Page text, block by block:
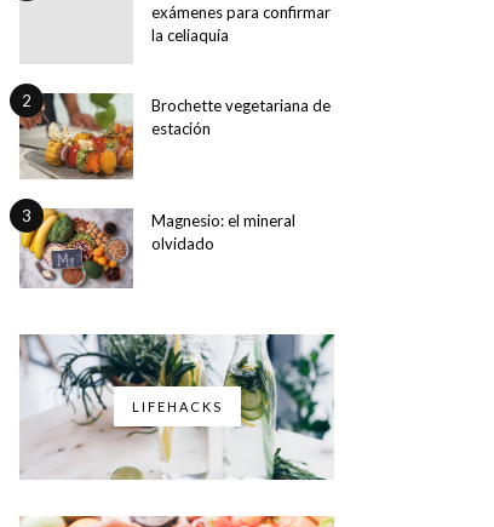
exámenes para confirmar
la celiaquía
2
Brochette vegetariana de
estación
3
Magnesio: el mineral
olvidado
LIFEHACKS